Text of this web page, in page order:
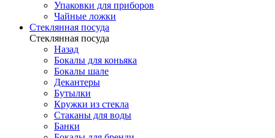
Упаковки для приборов
Чайные ложки
Стеклянная посуда
Стеклянная посуда
Назад
Бокалы для коньяка
Бокалы шале
Декантеры
Бутылки
Кружки из стекла
Стаканы для воды
Банки